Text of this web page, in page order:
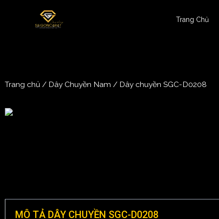
Trang Chủ
Trang chủ / Dây Chuyền Nam / Dây chuyền SGC-D0208
MÔ TẢ DÂY CHUYỀN SGC-D0208